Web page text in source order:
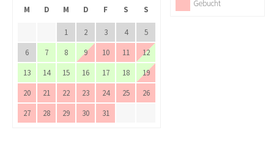
Gebucht
M D M D F S S
1 2 3 4
5
6
7 8 9 10 11
12
13
14 15 16 17 18
19
20
21 22 23 24 25
26
27
28 29 30 31